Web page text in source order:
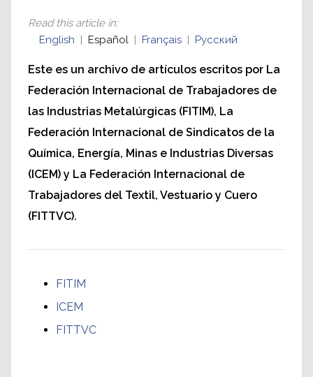
Read this article in:
English
Español Français Русский
Este es un archivo de artículos escritos por La
Federación Internacional de Trabajadores de
las Industrias Metalúrgicas (FITIM), La
Federación Internacional de Sindicatos de la
Química, Energía, Minas e Industrias Diversas
(ICEM) y La Federación Internacional de
Trabajadores del Textil, Vestuario y Cuero
(FITTVC).
FITIM
ICEM
FITTVC